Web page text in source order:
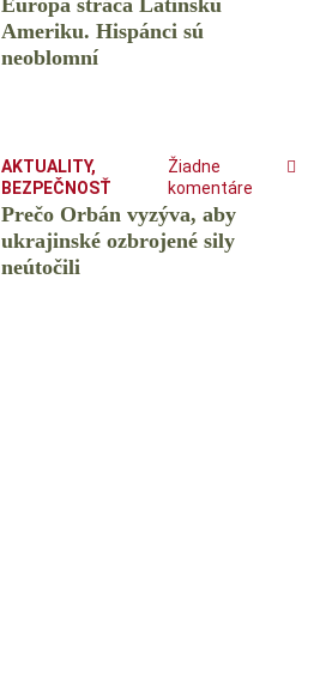
Európa stráca Latinskú
Ameriku. Hispánci sú
neoblomní
AKTUALITY,
BEZPEČNOSŤ
Žiadne
komentáre
Prečo Orbán vyzýva, aby
ukrajinské ozbrojené sily
neútočili